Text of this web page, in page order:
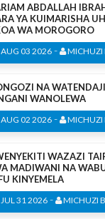
ABDALLAH
YA KUIMARISHA
WA MOROGORO
AUG 03 2026 - MICHUZI
NA
WANOLEWA
AUG 02 2026 - MICHUZI
WAZAZI
MADIWANI NA
KINYEMELA
JUL 31 2026 - MICHUZI